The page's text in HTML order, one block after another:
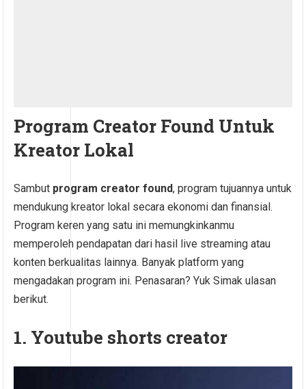
Program Creator Found Untuk
Kreator Lokal
Sambut program creator found, program tujuannya untuk
mendukung kreator lokal secara ekonomi dan finansial.
Program keren yang satu ini memungkinkanmu
memperoleh pendapatan dari hasil live streaming atau
konten berkualitas lainnya. Banyak platform yang
mengadakan program ini. Penasaran? Yuk Simak ulasan
berikut.
1. Youtube shorts creator